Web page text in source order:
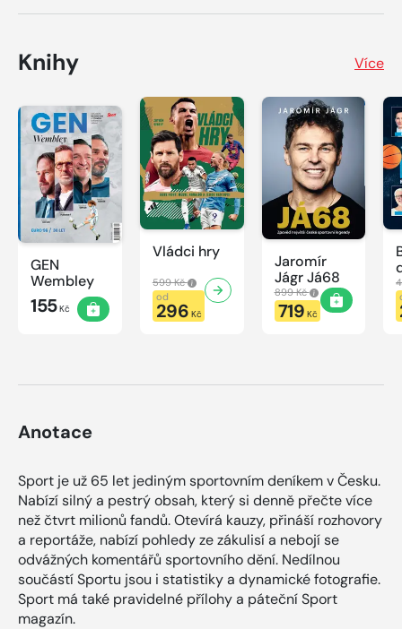
Knihy Více
GEN
Wembley
155Kč
Vládci hry
599 Kč
od
296 Kč
Jaromír
Jágr Já68
899 Kč
719 Kč
Anotace
Sport je už 65 let jediným sportovním deníkem v Česku.
Nabízí silný a pestrý obsah, který si denně přečte více
než čtvrt milionů fandů. Otevírá kauzy, přináší rozhovory
a reportáže, nabízí pohledy ze zákulisí a nebojí se
odvážných komentářů sportovního dění. Nedílnou
součástí Sportu jsou i statistiky a dynamické fotografie.
Sport má také pravidelné přílohy a páteční Sport
magazín.